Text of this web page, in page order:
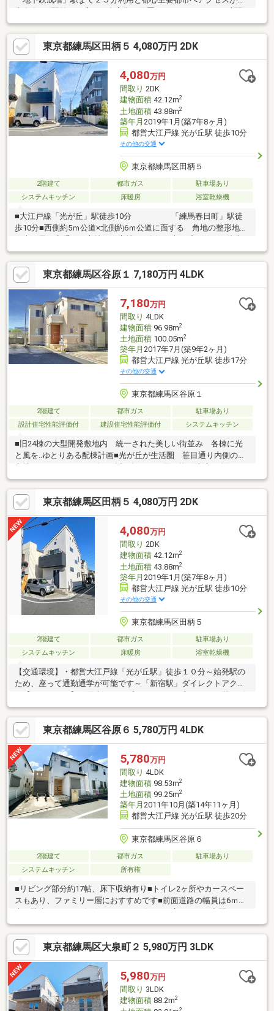
が流れる暮らしやすい環境■公園や教育施設、スーパーも身近に
整い、バランスのとれた住宅街で暮らす喜びがここに■詳細をご
希望の方は右上の「資料請求する(無料)ボタン」をクリック！
東京都練馬区田柄５ 4,080万円 2DK
4,080万円
間取り 2DK
建物面積42.12m2
土地面積43.88m2
築年月 2019年1月(築7年8ヶ月)
都営大江戸線 光が丘駅 徒歩10分
その他の交通
東京都練馬区田柄５
2階建て 都市ガス
駐車場あり
システムキッチン
床暖房 浴室乾燥機
■大江戸線「光が丘」駅徒歩10分 「練馬春日町」駅徒
歩10分■西側約5ｍ公道×北側約6ｍ公道に面する 角地の整形地
圏内 光が丘IMA …870ｍ 光が丘公園 …1180ｍ■スーパー、コ
ンビニ、ドラッグストアも近く毎日のお買い物も快適 マルエ
ツ …270ｍ セブンイレブン …320ｍ■2019年(平成31年)築 室
内は丁寧にお使いです♪ お気軽にお問い合わせください■2階建
て 2DK+ロフト+カースペース ・多面開口の明るく快適なダイ
ニングスペース ・足元が安定する固定階段のロフト
東京都練馬区谷原１ 7,180万円 4LDK
7,180万円
間取り 4LDK
建物面積96.98m2
土地面積100.05m2
築年月 2017年7月(築9年2ヶ月)
都営大江戸線 光が丘駅 徒歩17分
その他の交通
東京都練馬区谷原１
2階建て 都市ガス
駐車場あり
設計住宅性能評価付
建設住宅性能評価付 システムキッチン
■旧24棟の大型開発敷地内 統一された美しい街並み 各棟に光
と風を‥ゆとりある配棟計画■光が丘が生活圏 笹目通り内側の好
光が丘IMA ・・約1430ｍ■建物96.98㎡ 2階建て4LDK+カースペ
ース ・ＬＤＫは17帖の開放感 ・リビング続きの和室あり ・
南に面したワイドバルコニー ・豊富な収納■太陽光システム搭
載■敷地南側は建物がないので陽当たり良好です♪■住宅性能評価
W取得 耐震等級3取得の地震に強い家■内装【新規リフォー
ム】 ～快適に新生活のスタートができます♪～
東京都練馬区田柄５ 4,080万円 2DK
4,080万円
間取り 2DK
建物面積42.12m2
土地面積43.88m2
築年月 2019年1月(築7年8ヶ月)
都営大江戸線 光が丘駅 徒歩10分
その他の交通
東京都練馬区田柄５
2階建て 都市ガス
駐車場あり
システムキッチン
床暖房 浴室乾燥機
【交通環境】・都営大江戸線「光が丘駅」徒歩１０分～始発駅の
ため、座って通勤通学が可能です～「新宿駅」ダイレクトアクセ
ング・動線が良く、お部屋がすっきり見える壁付けキッチン・グ
ルニエは安定した固定階段で荷物の運搬も安心です・床暖房ござ
います♪(２階DK、２階洋室)【駅の魅力】・駅周辺には、「リヴィ
ン」や「イオン」などの大型商業施設が集まっており、お買い物
環境良好です。また、自然豊かな「光が丘公園」が徒歩圏内にあ
り、春には桜が、秋には紅葉が彩ります♪愛犬とのお散歩やピクニ
ック、BBQやスポーツなどが楽しめます♪
東京都練馬区谷原６ 5,780万円 4LDK
5,780万円
間取り 4LDK
建物面積98.53m2
土地面積99.25m2
築年月 2011年10月(築14年11ヶ月)
都営大江戸線 光が丘駅 徒歩20分
東京都練馬区谷原６
2階建て 都市ガス
駐車場あり
システムキッチン
所有権
■リビング部分約17帖、床下収納有り■トイレ2ヶ所やカースペー
スもあり、ファミリー層におすすめです■前面道路の幅員は6ｍで
好みのレイアウトで家具を設置することが可能となっております
■保育園、公園が近く子育て環境に優れております
東京都練馬区大泉町２ 5,980万円 3LDK
5,980万円
間取り 3LDK
建物面積88.2m2
2